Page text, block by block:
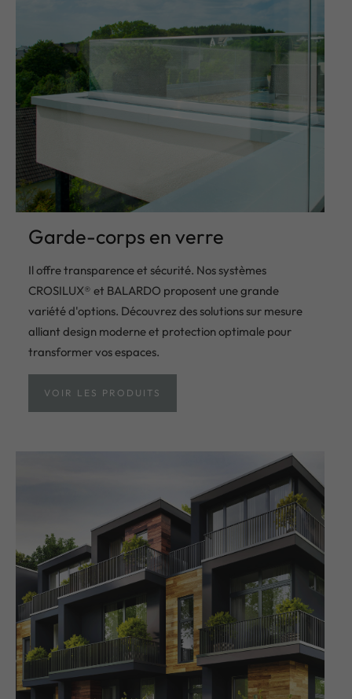
Garde-corps en verre
Il offre transparence et sécurité. Nos systèmes
CROSILUX® et BALARDO proposent une grande
variété d'options. Découvrez des solutions sur mesure
alliant design moderne et protection optimale pour
transformer vos espaces.
VOIR LES PRODUITS